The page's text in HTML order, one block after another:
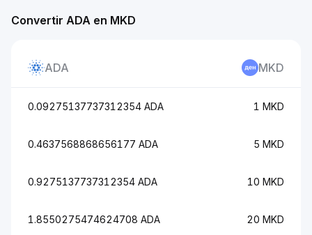
Convertir ADA en MKD
ADA MKD
0.09275137737312354 ADA 1 MKD
0.4637568868656177 ADA 5 MKD
0.9275137737312354 ADA 10 MKD
1.8550275474624708 ADA 20 MKD